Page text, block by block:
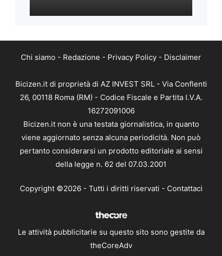
Chi siamo - Redazione - Privacy Policy - Disclaimer
Bicizen.it di proprietà di AZ INVEST SRL - Via Conflenti
26, 00118 Roma (RM) - Codice Fiscale e Partita I.V.A.
16272091006
Bicizen.it non è una testata giornalistica, in quanto
viene aggiornato senza alcuna periodicità. Non può
pertanto considerarsi un prodotto editoriale ai sensi
della legge n. 62 del 07.03.2001
Copyright ©2026 - Tutti i diritti riservati - Contattaci
Le attività pubblicitarie su questo sito sono gestite da
theCoreAdv